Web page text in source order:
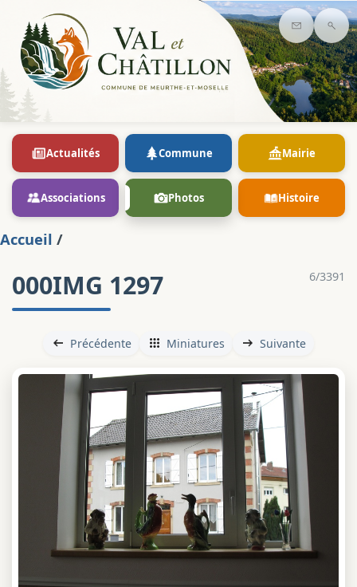
Contact
Actualités Commune Mairie
Associations Photos Histoire
Accueil /
6/3391
000IMG 1297
Précédente Miniatures Suivante